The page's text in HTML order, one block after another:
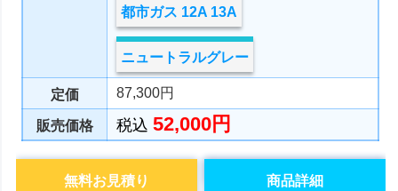
都市ガス 12A 13A
ニュートラルグレー
定価 87,300円
販売価格 税込52,000円
商品詳細
無料お見積り